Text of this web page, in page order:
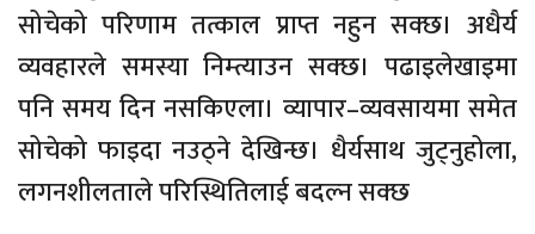
सोचेको परिणाम तत्काल प्राप्त नहुन सक्छ। अधैर्य
व्यवहारले समस्या निम्त्याउन सक्छ। पढाइलेखाइमा
पनि समय दिन नसकिएला। व्यापार–व्यवसायमा समेत
सोचेको फाइदा नउठ्ने देखिन्छ। धैर्यसाथ जुट्नुहोला,
लगनशीलताले परिस्थितिलाई बदल्न सक्छ